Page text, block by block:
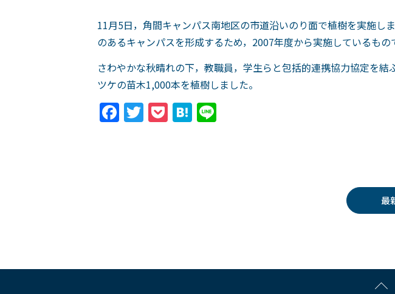
11月5日，角間キャンパス南地区の市道沿いのり面で植樹を実施
のあるキャンパスを形成するため，2007年度から実施しているもの
さわやかな秋晴れの下，教職員，学生らと包括的連携協力協定を
ツケの苗木1,000本を植樹しました。
Facebook
Twitter
PocketHatena
最